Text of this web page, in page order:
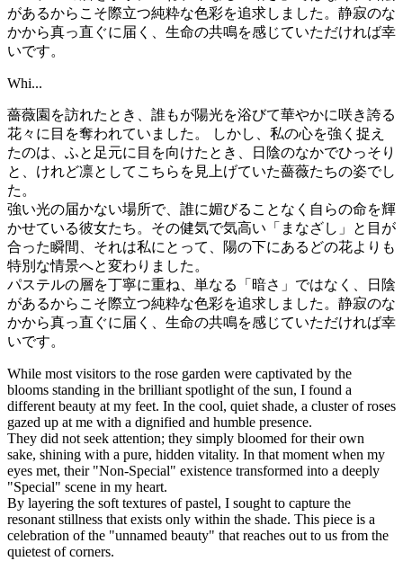
があるからこそ際立つ純粋な色彩を追求しました。静寂のな
かから真っ直ぐに届く、生命の共鳴を感じていただければ幸
いです。
Whi...
薔薇園を訪れたとき、誰もが陽光を浴びて華やかに咲き誇る
花々に目を奪われていました。 しかし、私の心を強く捉え
たのは、ふと足元に目を向けたとき、日陰のなかでひっそり
と、けれど凛としてこちらを見上げていた薔薇たちの姿でし
た。
強い光の届かない場所で、誰に媚びることなく自らの命を輝
かせている彼女たち。その健気で気高い「まなざし」と目が
合った瞬間、それは私にとって、陽の下にあるどの花よりも
特別な情景へと変わりました。
パステルの層を丁寧に重ね、単なる「暗さ」ではなく、日陰
があるからこそ際立つ純粋な色彩を追求しました。静寂のな
かから真っ直ぐに届く、生命の共鳴を感じていただければ幸
いです。
While most visitors to the rose garden were captivated by the
blooms standing in the brilliant spotlight of the sun, I found a
different beauty at my feet. In the cool, quiet shade, a cluster of roses
gazed up at me with a dignified and humble presence.
They did not seek attention; they simply bloomed for their own
sake, shining with a pure, hidden vitality. In that moment when my
eyes met, their "Non-Special" existence transformed into a deeply
"Special" scene in my heart.
By layering the soft textures of pastel, I sought to capture the
resonant stillness that exists only within the shade. This piece is a
celebration of the "unnamed beauty" that reaches out to us from the
quietest of corners.